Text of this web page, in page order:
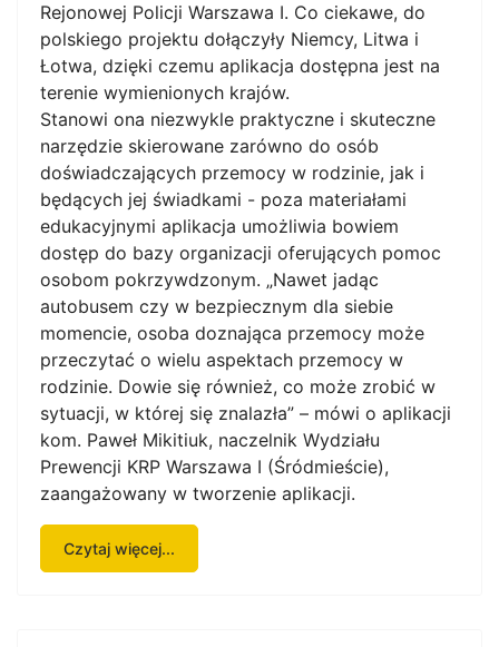
Rejonowej Policji Warszawa I. Co ciekawe, do
polskiego projektu dołączyły Niemcy, Litwa i
Łotwa, dzięki czemu aplikacja dostępna jest na
terenie wymienionych krajów.
Stanowi ona niezwykle praktyczne i skuteczne
narzędzie skierowane zarówno do osób
doświadczających przemocy w rodzinie, jak i
będących jej świadkami - poza materiałami
edukacyjnymi aplikacja umożliwia bowiem
dostęp do bazy organizacji oferujących pomoc
osobom pokrzywdzonym. „Nawet jadąc
autobusem czy w bezpiecznym dla siebie
momencie, osoba doznająca przemocy może
przeczytać o wielu aspektach przemocy w
rodzinie. Dowie się również, co może zrobić w
sytuacji, w której się znalazła” – mówi o aplikacji
kom. Paweł Mikitiuk, naczelnik Wydziału
Prewencji KRP Warszawa I (Śródmieście),
zaangażowany w tworzenie aplikacji.
Czytaj więcej...